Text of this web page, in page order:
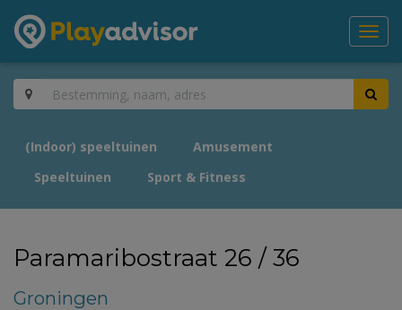
(Indoor) speeltuinen
Amusement
Speeltuinen
Sport & Fitness
Paramaribostraat 26 / 36
Groningen